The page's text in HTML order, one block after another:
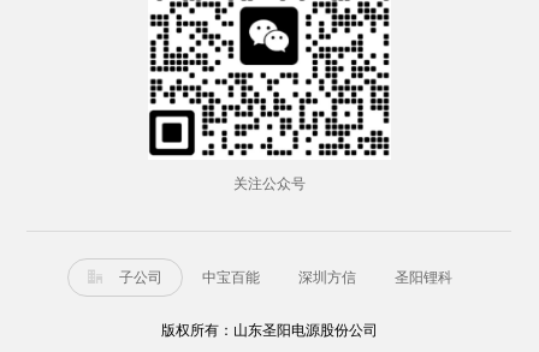
关注公众号
 子公司 中宝百能 深圳方信 圣阳锂科
版权所有：山东圣阳电源股份公司